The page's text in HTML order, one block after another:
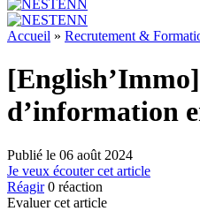
Accueil » Recrutement &
d’information
Publié le 06 août 2024
Je veux écouter cet article
Réagir 0 réaction
Evaluer cet article